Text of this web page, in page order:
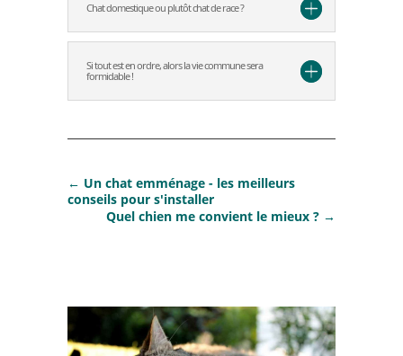
Chat domestique ou plutôt chat de race ?
Si tout est en ordre, alors la vie commune sera
formidable !
← Un chat emménage - les meilleurs
conseils pour s'installer
Quel chien me convient le mieux ? →